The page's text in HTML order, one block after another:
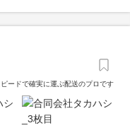
ードで確実に運ぶ配送のプロです